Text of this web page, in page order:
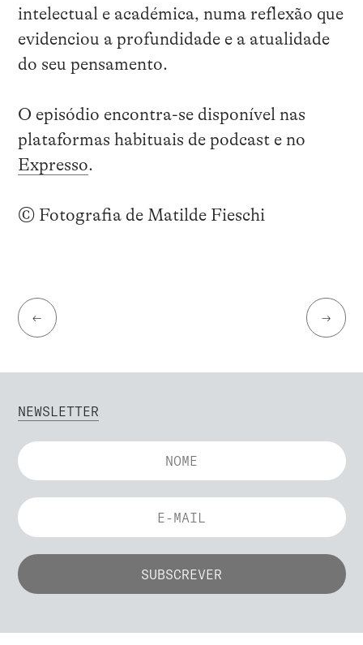
intelectual e académica, numa reflexão que
evidenciou a profundidade e a atualidade
do seu pensamento.
O episódio encontra-se disponível nas
plataformas habituais de podcast e no
Expresso.
© Fotografia de Matilde Fieschi
← →
NEWSLETTER